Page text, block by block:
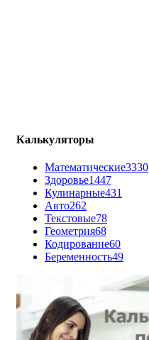
Калькуляторы
Математические3330
Здоровье1447
Кулинарные431
Авто262
Текстовые78
Геометрия68
Кодирование60
Беременность49